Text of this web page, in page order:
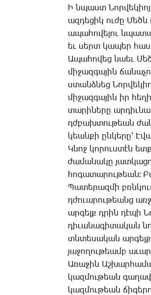
Ի նպաստ
ազ­դե­ցիկ ու­ժը
ա­պա­հո­վե­լու
եւ սերտ կա­պեր
Ա­պա­հո­վեց նաեւ
մի­ջազ­գա­յին
ստանձ­նեց
մի­ջազ­գա­յին իր
տա­րի­նե­րը
դժբախ­տու­թեան
կեան­քի ըն­կե­րը՝
Կ­նոջ կո­րուս­տէն
ժա­մա­նա­կը
հո­գա­տա­րու­թեան։
­Պա­տե­րազ­մի
դժո­ւա­րու­թեանց
ար­գելք դրին դէ­պի
դի­ւա­նա­գի­տա­կան
տնտե­սա­կան
յա­ջո­ղու­թեամբ
Ա­ռա­ջին
կազ­մու­թեան
կազ­մու­թեան